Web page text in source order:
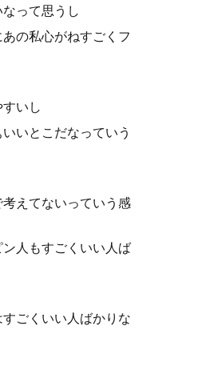
って思うし
の私心がねすごくフ
いし
いとこだなっていう
えてないっていう感
人もすごくいい人ば
ごくいい人ばかりな